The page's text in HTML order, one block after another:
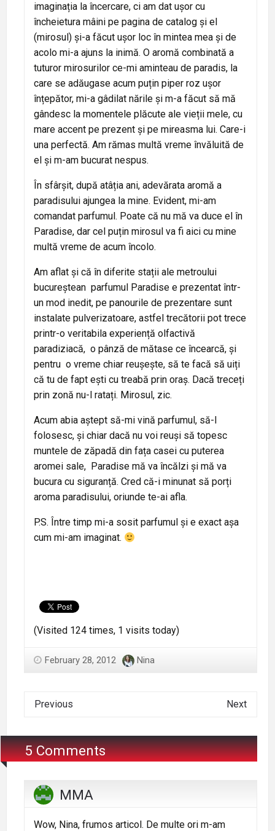
imaginația la încercare, ci am dat ușor cu
încheietura mâini pe pagina de catalog și el
(mirosul) și-a făcut ușor loc în mintea mea și de
acolo mi-a ajuns la inimă. O aromă combinată a
tuturor mirosurilor ce-mi aminteau de paradis, la
care se adăugase acum puțin piper roz ușor
înțepător, mi-a gâdilat nările și m-a făcut să mă
gândesc la momentele plăcute ale vieții mele, cu
mare accent pe prezent și pe mireasma lui. Care-i
una perfectă. Am rămas multă vreme învăluită de
el și m-am bucurat nespus.
În sfârșit, după atâția ani, adevărata aromă a
paradisului ajungea la mine. Evident, mi-am
comandat parfumul. Poate că nu mă va duce el în
Paradise, dar cel puțin mirosul va fi aici cu mine
multă vreme de acum încolo.
Am aflat și că în diferite stații ale metroului
bucureștean parfumul Paradise e prezentat într-
un mod inedit, pe panourile de prezentare sunt
instalate pulverizatoare, astfel trecătorii pot trece
printr-o veritabila experiență olfactivă
paradiziacă, o pânză de mătase ce încearcă, și
pentru o vreme chiar reușește, să te facă să uiți
că tu de fapt ești cu treabă prin oraș. Dacă treceți
prin zonă nu-l ratați. Mirosul, zic.
Acum abia aștept să-mi vină parfumul, să-l
folosesc, și chiar dacă nu voi reuși să topesc
muntele de zăpadă din fața casei cu puterea
aromei sale, Paradise mă va încălzi și mă va
bucura cu siguranță. Cred că-i minunat să porți
aroma paradisului, oriunde te-ai afla.
P.S. Între timp mi-a sosit parfumul și e exact așa
cum mi-am imaginat.
(Visited 124 times, 1 visits today)
February 28, 2012 Nina
Previous Next
5 Comments
MMA
Wow, Nina, frumos articol. De multe ori m-am